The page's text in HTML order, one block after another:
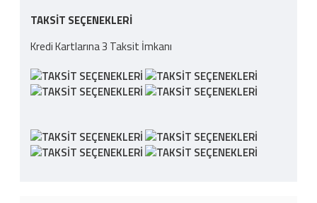
TAKSIT SEÇENEKLERI
Kredi Kartlarına 3 Taksit İmkanı